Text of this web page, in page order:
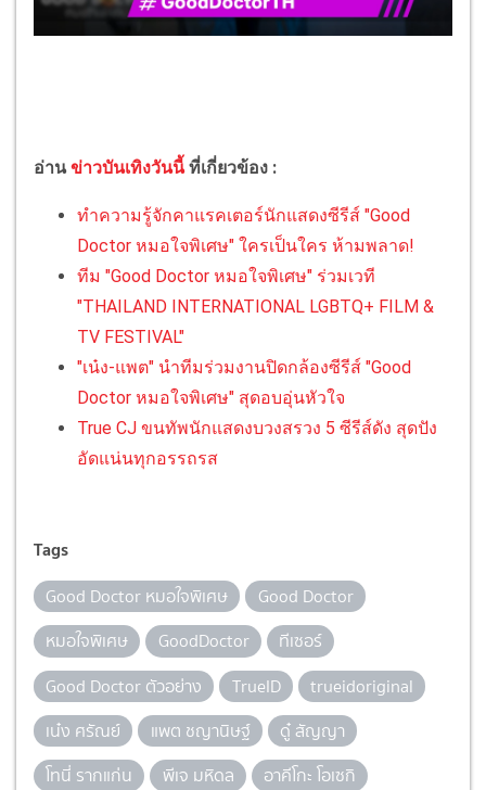
อ่านข่าวบันเทิงวันนี้ ที่เกี่ยวข้อง :
ทำความรู้จักคาแรคเตอร์นักแสดงซีรีส์ "Good
Doctor หมอใจพิเศษ" ใครเป็นใคร ห้ามพลาด!
ทีม "Good Doctor หมอใจพิเศษ" ร่วมเวที
"THAILAND INTERNATIONAL LGBTQ+ FILM &
TV FESTIVAL"
"เน๋ง-แพต" นำทีมร่วมงานปิดกล้องซีรีส์ "Good
Doctor หมอใจพิเศษ" สุดอบอุ่นหัวใจ
True CJ ขนทัพนักแสดงบวงสรวง 5 ซีรีส์ดัง สุดปัง
อัดแน่นทุกอรรถรส
Tags
Good Doctor หมอใจพิเศษ
Good Doctor
หมอใจพิเศษ
GoodDoctor
ทีเซอร์
Good Doctor ตัวอย่าง
TrueID
trueidoriginal
เน๋ง ศรัณย์
แพต ชญานิษฐ์
ดู๋ สัญญา
โทนี่ รากแก่น
พีเจ มหิดล
อาคีโกะ โอเซกิ